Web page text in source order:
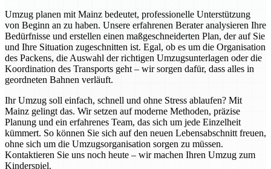
Umzug planen mit Mainz bedeutet, professionelle Unterstützung
von Beginn an zu haben. Unsere erfahrenen Berater analysieren Ihre
Bedürfnisse und erstellen einen maßgeschneiderten Plan, der auf Sie
und Ihre Situation zugeschnitten ist. Egal, ob es um die Organisation
des Packens, die Auswahl der richtigen Umzugsunterlagen oder die
Koordination des Transports geht – wir sorgen dafür, dass alles in
geordneten Bahnen verläuft.
Ihr Umzug soll einfach, schnell und ohne Stress ablaufen? Mit
Mainz gelingt das. Wir setzen auf moderne Methoden, präzise
Planung und ein erfahrenes Team, das sich um jede Einzelheit
kümmert. So können Sie sich auf den neuen Lebensabschnitt freuen,
ohne sich um die Umzugsorganisation sorgen zu müssen.
Kontaktieren Sie uns noch heute – wir machen Ihren Umzug zum
Kinderspiel.